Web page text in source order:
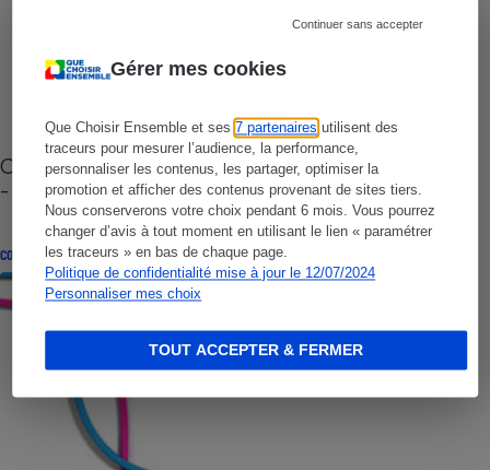
Gérer mes cookies
Que Choisir Ensemble et ses7 partenaires utilisent des
traceurs pour mesurer l’audience, la performance,
personnaliser les contenus, les partager, optimiser la
promotion et afficher des contenus provenant de sites tiers.
Nous conserverons votre choix pendant 6 mois. Vous pourrez
changer d’avis à tout moment en utilisant le lien « paramétrer
les traceurs » en bas de chaque page.
Politique de confidentialité mise à jour le 12/07/2024
Personnaliser mes choix
Continuer sans accepter
TOUT ACCEPTER & FERMER
Cafetière à capsules zéro déchet CoffeeB (vidéo)
- Premières impressions
CONSEILS